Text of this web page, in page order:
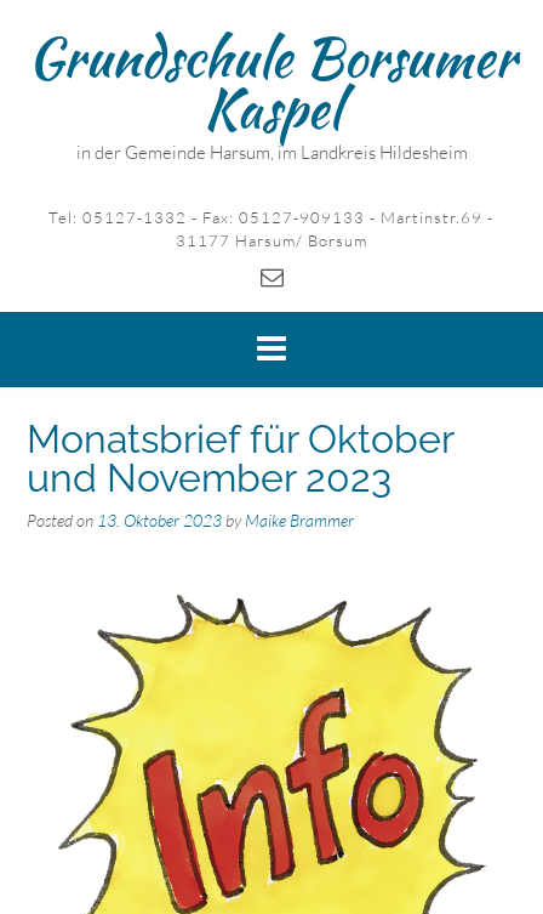
contentGrundschule Borsumer
Kaspel
in der Gemeinde Harsum, im Landkreis Hildesheim
Tel: 05127-1332 - Fax: 05127-909133 - Martinstr.69 -
31177 Harsum/ Borsum
Monatsbrief für Oktober
und November 2023
Posted on 13. Oktober 2023 byMaike Brammer